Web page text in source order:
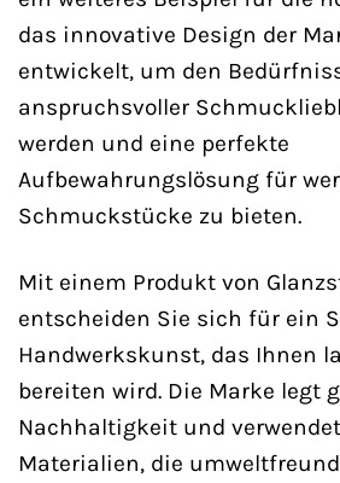
das innovative Design der
entwickelt, um den
anspruchsvoller
werden und eine perfekte
Aufbewahrungslösung für
Schmuckstücke zu bieten.
Mit einem Produkt von
entscheiden Sie sich für ein
Handwerkskunst, das Ihnen
bereiten wird. Die Marke legt
Nachhaltigkeit und
Materialien, die